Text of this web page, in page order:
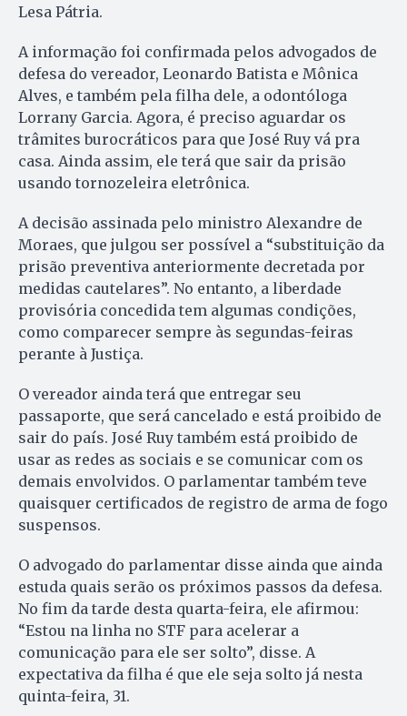
Lesa Pátria.
A informação foi confirmada pelos advogados de
defesa do vereador, Leonardo Batista e Mônica
Alves, e também pela filha dele, a odontóloga
Lorrany Garcia. Agora, é preciso aguardar os
trâmites burocráticos para que José Ruy vá pra
casa. Ainda assim, ele terá que sair da prisão
usando tornozeleira eletrônica.
A decisão assinada pelo ministro Alexandre de
Moraes, que julgou ser possível a “substituição da
prisão preventiva anteriormente decretada por
medidas cautelares”. No entanto, a liberdade
provisória concedida tem algumas condições,
como comparecer sempre às segundas-feiras
perante à Justiça.
O vereador ainda terá que entregar seu
passaporte, que será cancelado e está proibido de
sair do país. José Ruy também está proibido de
usar as redes as sociais e se comunicar com os
demais envolvidos. O parlamentar também teve
quaisquer certificados de registro de arma de fogo
suspensos.
O advogado do parlamentar disse ainda que ainda
estuda quais serão os próximos passos da defesa.
No fim da tarde desta quarta-feira, ele afirmou:
“Estou na linha no STF para acelerar a
comunicação para ele ser solto”, disse. A
expectativa da filha é que ele seja solto já nesta
quinta-feira, 31.